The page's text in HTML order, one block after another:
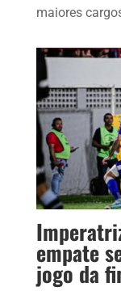
maiores
empate
jogo da